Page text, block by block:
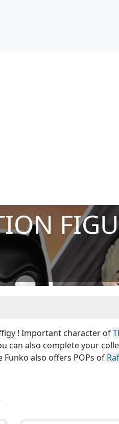
! Important character of
can also complete your
also offers POPs of